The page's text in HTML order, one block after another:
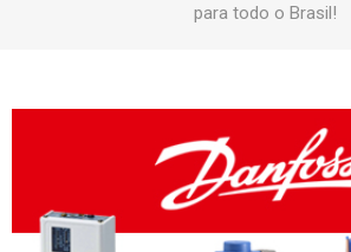
para todo o Brasil!